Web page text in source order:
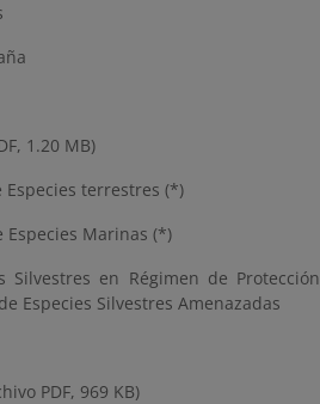
1.20 MB)
terrestres (*)
Especies Marinas (*)
Silvestres en Régimen de Protección
Especies Silvestres Amenazadas
PDF, 969 KB)